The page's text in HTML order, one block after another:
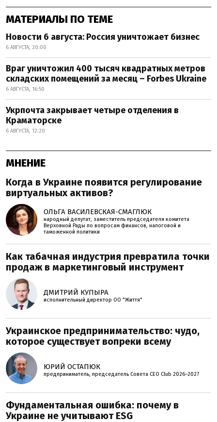
МАТЕРИАЛЫ ПО ТЕМЕ
Новости 6 августа: Россия уничтожает бизнес
6 АВГУСТА, 20:00
Враг уничтожил 400 тысяч квадратных метров
складских помещений за месяц – Forbes Ukraine
6 АВГУСТА, 16:50
Укрпочта закрывает четыре отделения в
Краматорске
6 АВГУСТА, 12:20
МНЕНИЕ
Когда в Украине появится регулирование
виртуальных активов?
ОЛЬГА ВАСИЛЕВСКАЯ-СМАГЛЮК
народный депутат, заместитель председателя комитета
Верховной Рады по вопросам финансов, налоговой и
таможенной политики
Как табачная индустрия превратила точки
продаж в маркетинговый инструмент
ДМИТРИЙ КУПЫРА
исполнительный директор ОО "Життя"
Украинское предпринимательство: чудо,
которое существует вопреки всему
ЮРИЙ ОСТАПЮК
предприниматель, председатель Совета CEO Club 2026–2027
Фундаментальная ошибка: почему в
Украине не учитывают ESG